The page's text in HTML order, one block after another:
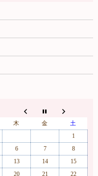
木 金
土
1
6 7
8
13 14
15
20 21 22